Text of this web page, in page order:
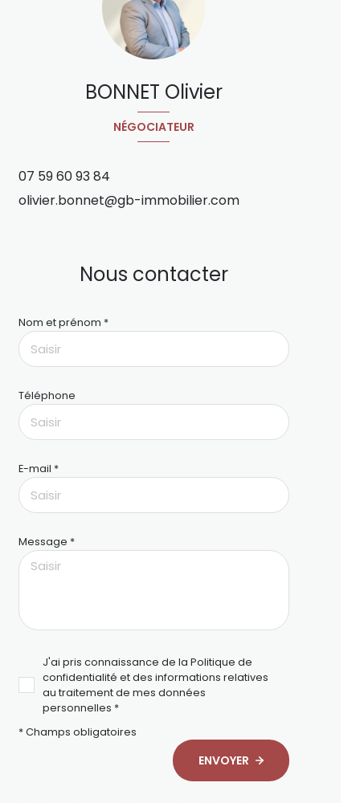
NÉGOCIATEUR
BONNET Olivier
07 59 60 93 84
olivier.bonnet@gb-immobilier.com
Nous contacter
Nom et prénom *
Téléphone
E-mail *
Message *
J'ai pris connaissance de la Politique de
confidentialité et des informations relatives
au traitement de mes données
personnelles *
* Champs obligatoires
ENVOYER